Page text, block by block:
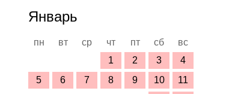
Январь
пн вт ср чт пт сб
вс
1
2 3
4
5
6 7 8 9 10
11